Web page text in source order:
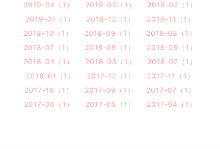
2019-04（1）
2019-03（1）
2019-02（1）
2019-01（1）
2018-12（1）
2018-11（1）
2018-10（1）
2018-09（1）
2018-08（1）
2018-07（1）
2018-06（1）
2018-05（1）
2018-04（1）
2018-03（1）
2018-02（1）
2018-01（1）
2017-12（1）
2017-11（1）
2017-10（1）
2017-09（1）
2017-07（1）
2017-06（1）
2017-05（1） 2017-04（1）